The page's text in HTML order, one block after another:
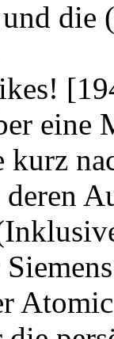
eine
kurz